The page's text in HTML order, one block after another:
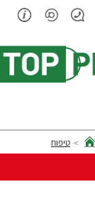
מחפש
home
טיפוח